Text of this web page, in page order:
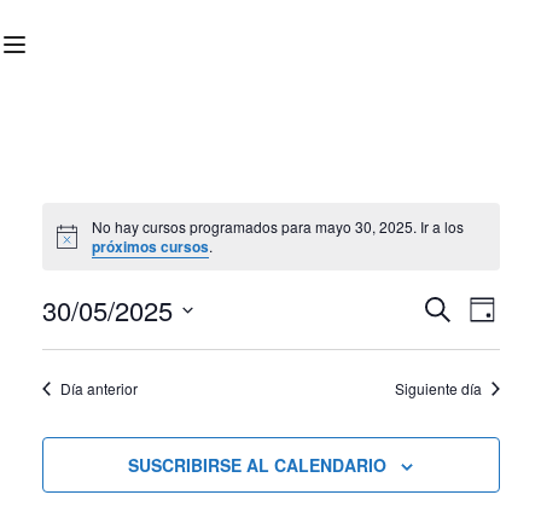
No hay cursos programados para mayo 30, 2025. Ir a los
próximos cursos.
de
y
BUSCAR
de
de
DÍA
30/05/2025
Día anterior Siguiente día
SUSCRIBIRSE AL CALENDARIO